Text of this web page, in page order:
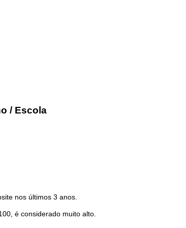
/ Escola
nos últimos 3 anos.
é considerado muito alto.